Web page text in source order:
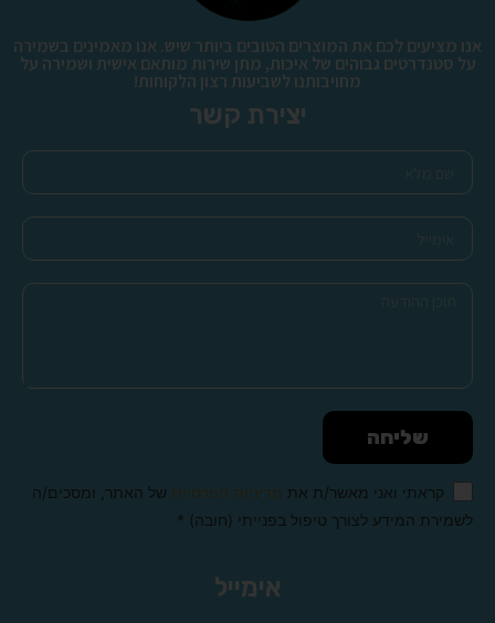
אנו מציעים לכם את המוצרים הטובים ביותר שיש. אנו מאמינים בשמירה
על סטנדרטים גבוהים של איכות, מתן שירות מותאם אישית ושמירה על
מחויבותנו לשביעות רצון הלקוחות!
יצירת קשר
שליחה
קראתי ואני מאשר/ת את מדיניות הפרטיות של האתר, ומסכים/ה
לשמירת המידע לצורך טיפול בפנייתי (חובה) *
אימייל